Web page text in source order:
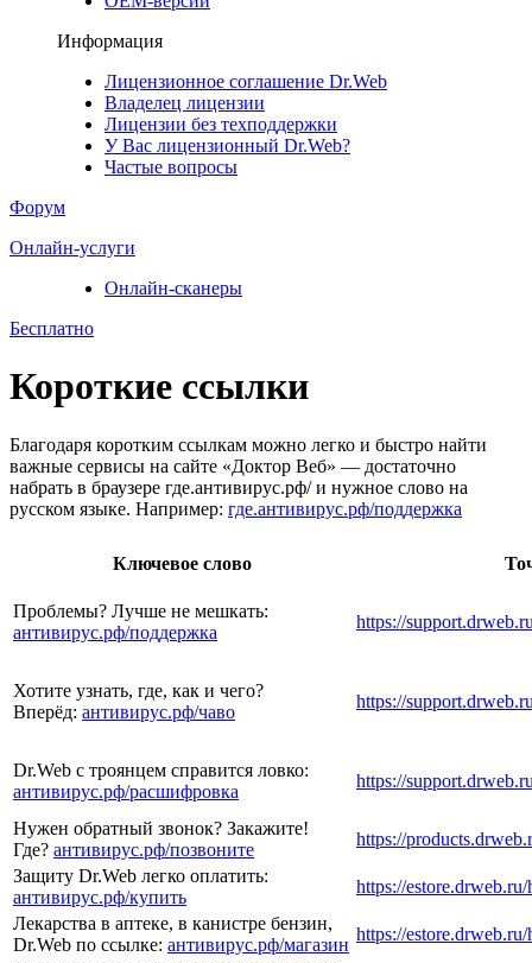
Информация
Лицензионное соглашение Dr.Web
Владелец лицензии
Лицензии без техподдержки
У Вас лицензионный Dr.Web?
Частые вопросы
Форум
Онлайн-услуги
Онлайн-сканеры
Бесплатно
Короткие ссылки
Благодаря коротким ссылкам можно легко и быстро найти
важные сервисы на сайте «Доктор Веб» — достаточно
набрать в браузере где.антивирус.рф/ и нужное слово на
русском языке. Например: где.антивирус.рф/поддержка
Ключевое слово
Проблемы? Лучше не мешкать:
антивирус.рф/поддержка
https://
Хотите узнать, где, как и чего?
Вперёд: антивирус.рф/чаво
https://
Dr.Web с троянцем справится ловко:
антивирус.рф/расшифровка
https://
Нужен обратный звонок? Закажите!
Где? антивирус.рф/позвоните
https://
Защиту Dr.Web легко оплатить:
антивирус.рф/купить
https://estore.drweb.ru/
Лекарства в аптеке, в канистре бензин,
Dr.Web по ссылке: антивирус.рф/магазин
https://estore.drweb.ru/